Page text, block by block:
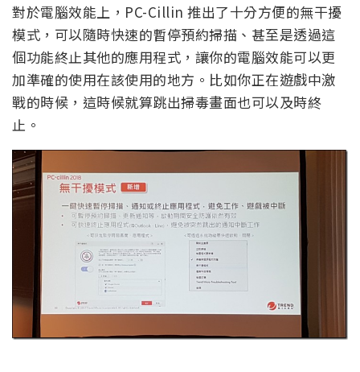
對於電腦效能上，PC-Cillin 推出了十分方便的無干擾
模式，可以隨時快速的暫停預約掃描、甚至是透過這
個功能終止其他的應用程式，讓你的電腦效能可以更
加準確的使用在該使用的地方。比如你正在遊戲中激
戰的時候，這時候就算跳出掃毒畫面也可以及時終
止。